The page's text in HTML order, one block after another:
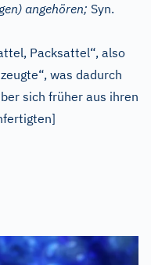
angehören; Syn.
Packsattel“, also
was dadurch
sich früher aus ihren